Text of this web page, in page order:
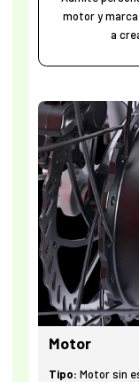
motor y
a
Motor
Tipo:Motor sin